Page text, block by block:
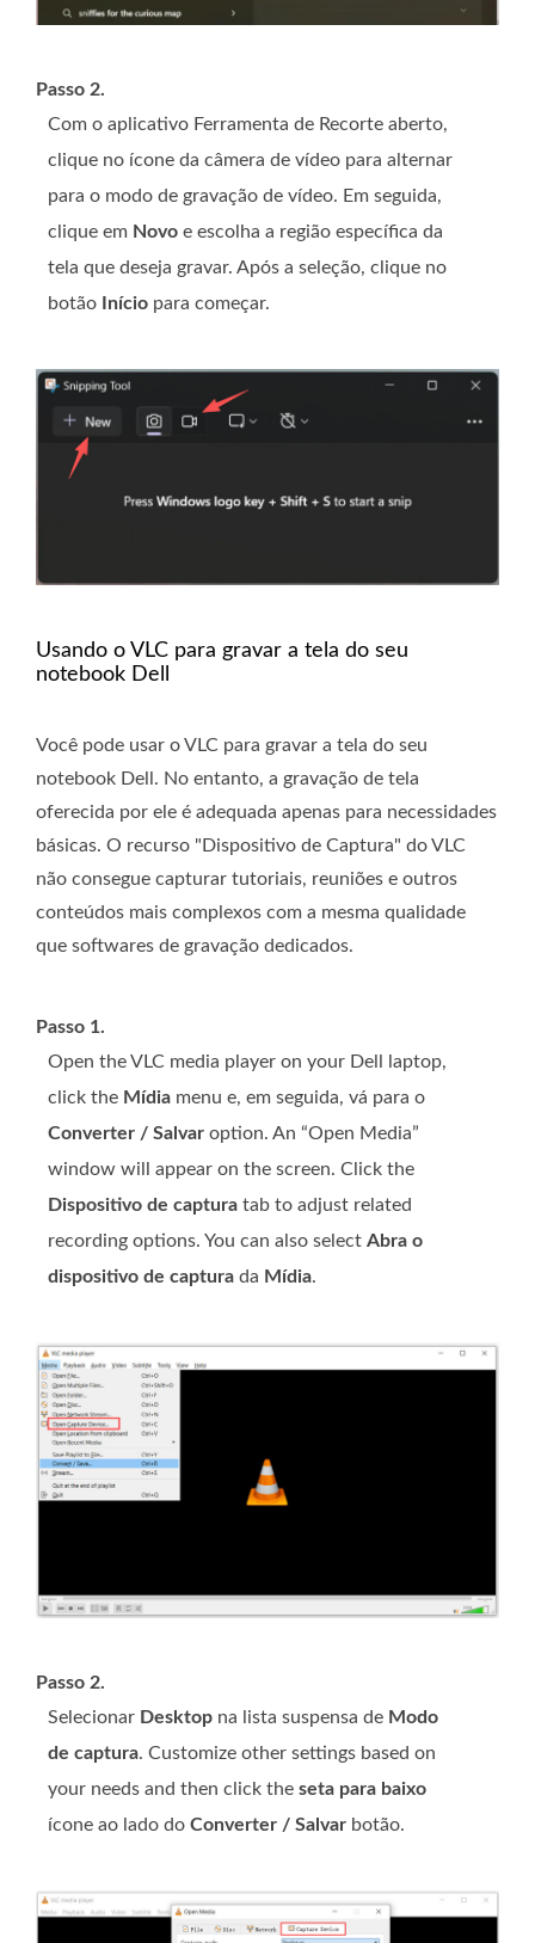
Passo 2.
Com o aplicativo Ferramenta de Recorte aberto,
clique no ícone da câmera de vídeo para alternar
para o modo de gravação de vídeo. Em seguida,
clique em Novo e escolha a região específica da
tela que deseja gravar. Após a seleção, clique no
botão
Início para começar.
Usando o VLC para gravar a tela do seu
notebook Dell
Você pode usar o VLC para gravar a tela do seu
notebook Dell. No entanto, a gravação de tela
oferecida por ele é adequada apenas para necessidades
básicas. O recurso "Dispositivo de Captura" do VLC
não consegue capturar tutoriais, reuniões e outros
conteúdos mais complexos com a mesma qualidade
que softwares de gravação dedicados.
Passo 1.
Open the VLC media player on your Dell laptop,
click the Mídia menu e, em seguida, vá para o
Converter / Salvar option. An “Open Media”
window will appear on the screen. Click the
Dispositivo de captura tab to adjust related
recording options. You can also select Abra o
dispositivo de captura da Mídia.
Passo 2.
Selecionar Desktop na lista suspensa de Modo
de captura. Customize other settings based on
your needs and then click the seta para baixo
ícone ao lado do Converter / Salvar botão.